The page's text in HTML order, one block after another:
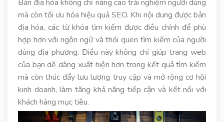
Bản địa hóa không chỉ nâng cao trải nghiệm người dùng
mà còn tối ưu hóa hiệu quả SEO. Khi nội dung được bản
địa hóa, các từ khóa tìm kiếm được điều chỉnh để phù
hợp hơn với ngôn ngữ và thói quen tìm kiếm của người
dùng địa phương. Điều này không chỉ giúp trang web
của bạn dễ dàng xuất hiện hơn trong kết quả tìm kiếm
mà còn thúc đẩy lưu lượng truy cập và mở rộng cơ hội
kinh doanh, làm tăng khả năng tiếp cận và kết nối với
khách hàng mục tiêu.